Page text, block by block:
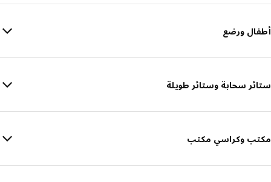
أطفال ورضع
ستائر سحابة وستائر طويلة
مكتب وكراسي مكتب